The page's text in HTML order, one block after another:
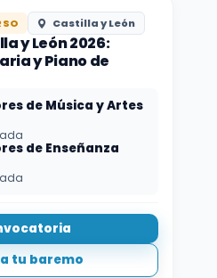
Castilla y León
y León 2026:
y Piano de
de Música y Artes
de Enseñanza
tu baremo